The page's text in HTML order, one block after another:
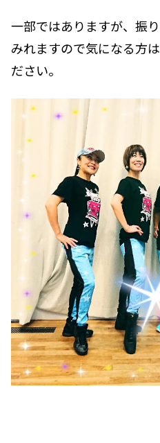
一部ではありますが、振
みれますので気になる方
ださい。